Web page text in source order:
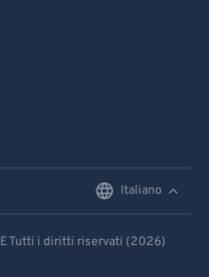
Italiano
E Tutti i diritti riservati (2026)